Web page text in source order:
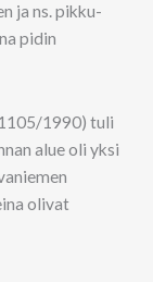
ja ns. pikku-
pidin
1990) tuli
alue oli yksi
olivat